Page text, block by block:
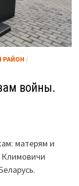
РАЙОН /
войны.
матерям и
Климовичи